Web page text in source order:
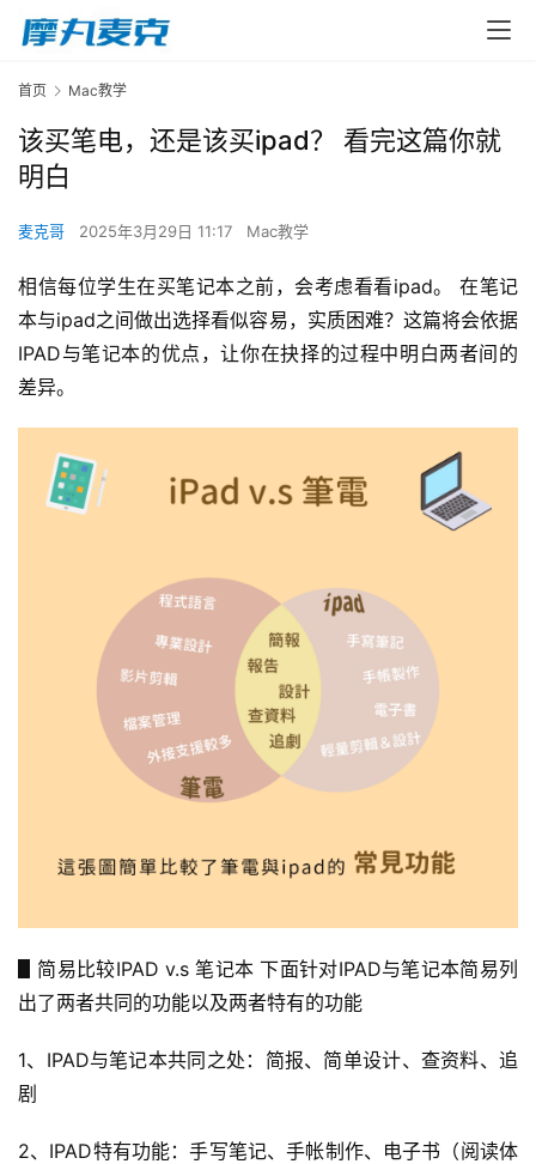
首页 Mac教学
该买笔电，还是该买ipad？ 看完这篇你就
明白
麦克哥 2025年3月29日 11:17 Mac教学
相信每位学生在买笔记本之前，会考虑看看ipad。 在笔记
本与ipad之间做出选择看似容易，实质困难？这篇将会依据
IPAD与笔记本的优点，让你在抉择的过程中明白两者间的
差异。
▋简易比较IPAD v.s 笔记本 下面针对IPAD与笔记本简易列
出了两者共同的功能以及两者特有的功能
1、IPAD与笔记本共同之处：简报、简单设计、查资料、追
剧
2、IPAD特有功能：手写笔记、手帐制作、电子书（阅读体